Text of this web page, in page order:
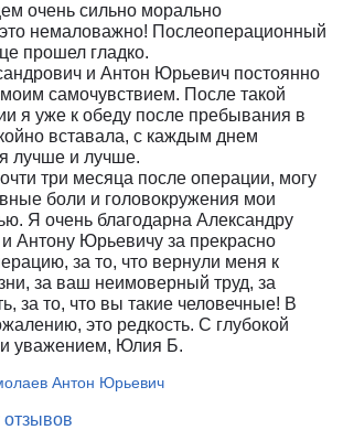
очень сильно морально
немаловажно! Послеоперационный
прошел гладко.
и Антон Юрьевич постоянно
самочувствием. После такой
я уже к обеду после пребывания в
вставала, с каждым днем
лучше и лучше.
три месяца после операции, могу
боли и головокружения мои
Я очень благодарна Александру
Антону Юрьевичу за прекрасно
за то, что вернули меня к
за ваш неимоверный труд, за
за то, что вы такие человечные! В
это редкость. С глубокой
и уважением, Юлия Б.
Антон Юрьевич
отзывов